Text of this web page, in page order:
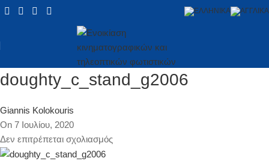
doughty_c_stand_g2006
Giannis Kolokouris
On 7 Ιουλίου, 2020
Δεν επιτρέπεται σχολιασμός